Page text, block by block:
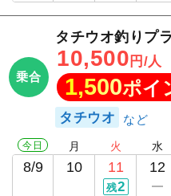
乗合
タチウオ釣りプ
10,500 円/人
1,500ポイ
タチウオ
今日
8/9
月
10
火
11
残2
水
12